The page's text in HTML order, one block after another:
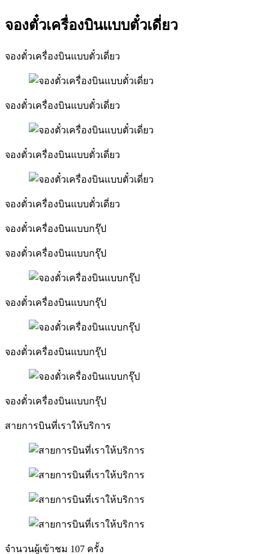
จองตั๋วเครื่องบินแบบตั๋วเดี่ยว
จองตั๋วเครื่องบินแบบตั๋วเดี่ยว
จองตั๋วเครื่องบินแบบตั๋วเดี่ยว
จองตั๋วเครื่องบินแบบตั๋วเดี่ยว
จองตั๋วเครื่องบินแบบตั๋วเดี่ยว
จองตั๋วเครื่องบินแบบกรุ๊ป
จองตั๋วเครื่องบินแบบกรุ๊ป
จองตั๋วเครื่องบินแบบกรุ๊ป
จองตั๋วเครื่องบินแบบกรุ๊ป
จองตั๋วเครื่องบินแบบกรุ๊ป
สายการบินที่เราให้บริการ
จำนวนผู้เข้าชม 107 ครั้ง